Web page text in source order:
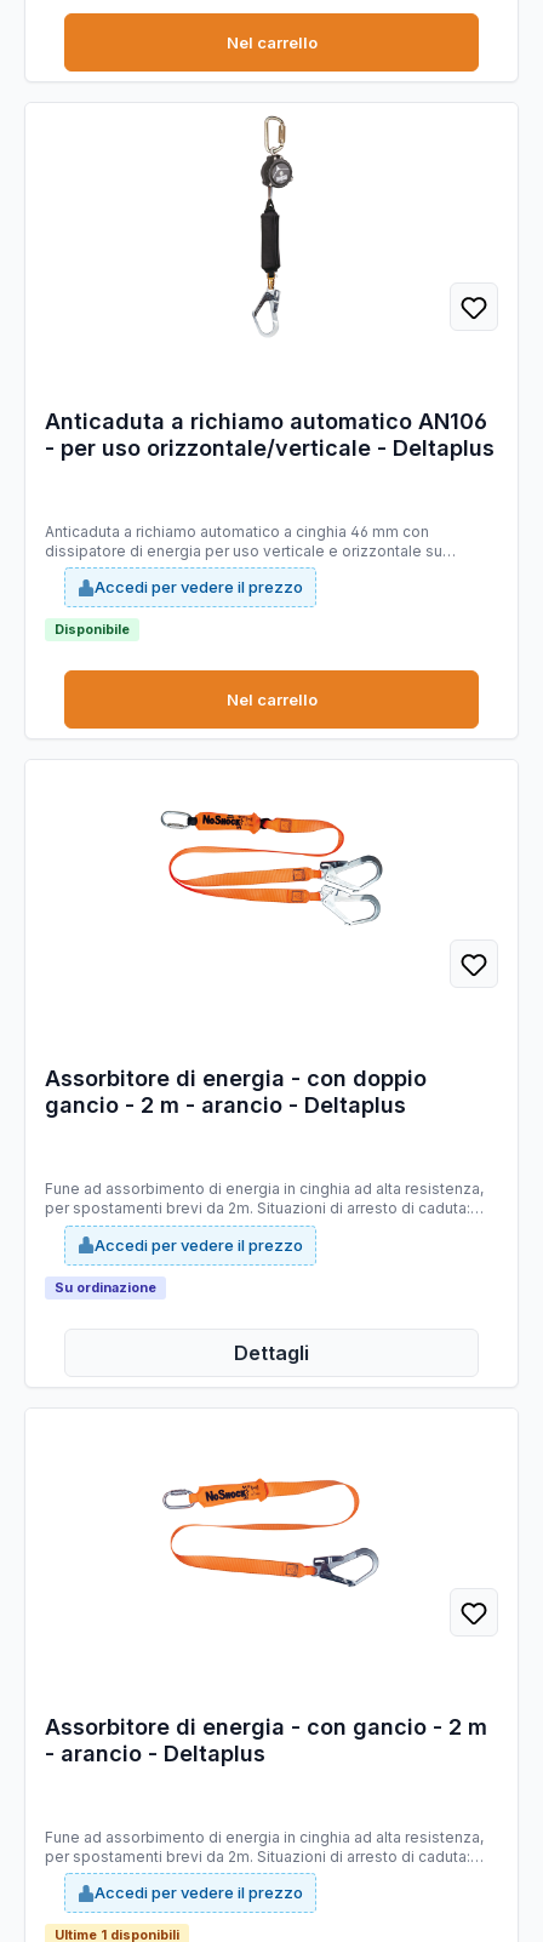
Nel carrello
Anticaduta a richiamo automatico AN106
- per uso orizzontale/verticale - Deltaplus
Anticaduta a richiamo automatico a cinghia 46 mm con
dissipatore di energia per uso verticale e orizzontale su
piattaforme limitando il movimento ed evitando l'effetto
pendolo. Situazioni di arresto di caduta: spostamento verticale
su impianto permanente, piccolo spostamento verticale o su
piano inclinato/orizzontale (meno di 3m), grande spostamento
con possibilità di aggancio e sgancio ripetitivo. Moschettoni
automatici per una chiusura sicura e senza sprechi di tempo. CE
Accedi per vedere il prezzo
Disponibile
Nel carrello
Assorbitore di energia - con doppio
gancio - 2 m - arancio - Deltaplus
Fune ad assorbimento di energia in cinghia ad alta resistenza,
per spostamenti brevi da 2m. Situazioni di arresto di caduta:
spostamento verticale su impianto permanente, su linea di vita,
piccolo spostamento verticale o su piano inclinato/orizzontale
(meno di 3m). Prodotto certificato fino a 140 kg. Cinturino con
migliore resistenza all'abrasione e certificato sui bordi taglienti.
Sistema No Shock: il cordino si arresta nella caduta mentre la
parte tessile si scucisce attenuando il colpo. Doppio gancio
per brevi spostamenti orizzontali/verticali. CE - EN355.
Accedi per vedere il prezzo
Su ordinazione
Dettagli
Assorbitore di energia - con gancio - 2 m
- arancio - Deltaplus
Fune ad assorbimento di energia in cinghia ad alta resistenza,
per spostamenti brevi da 2m. Situazioni di arresto di caduta:
spostamento verticale su impianto permanente, su linea di vita,
piccolo spostamento verticale o su piano inclinato/orizzontale
(meno di 3m). Prodotto certificato fino a 140 kg. Cinturino con
migliore resistenza all'abrasione e certificato sui bordi taglienti.
Accedi per vedere il prezzo
Ultime 1 disponibili